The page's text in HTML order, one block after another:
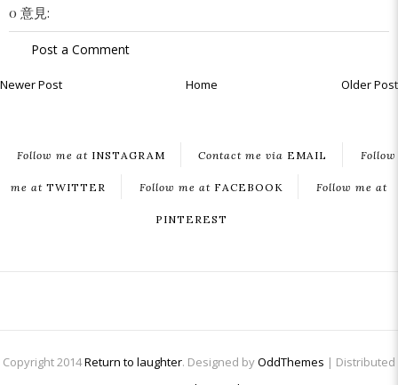
0 意見:
Post a Comment
Newer Post Older Post
Home
Follow me atINSTAGRAM Contact me via EMAIL Follow
me atTWITTER Follow me atFACEBOOK Follow me at
PINTEREST
Copyright 2014Return to laughter. Designed byOddThemes | Distributed